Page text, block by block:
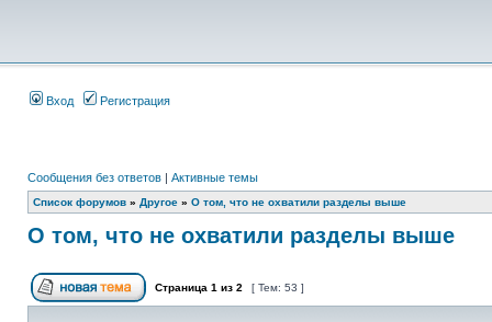
Вход Регистрация
Сообщения без ответов | Активные темы
Список форумов » Другое » О том, что не охватили разделы выше
О том, что не охватили разделы выше
Страница 1 из 2 [ Тем: 53 ]